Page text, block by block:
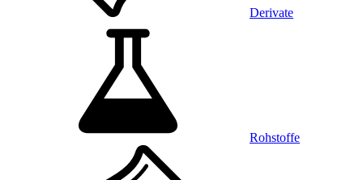
Derivate
Rohstoffe